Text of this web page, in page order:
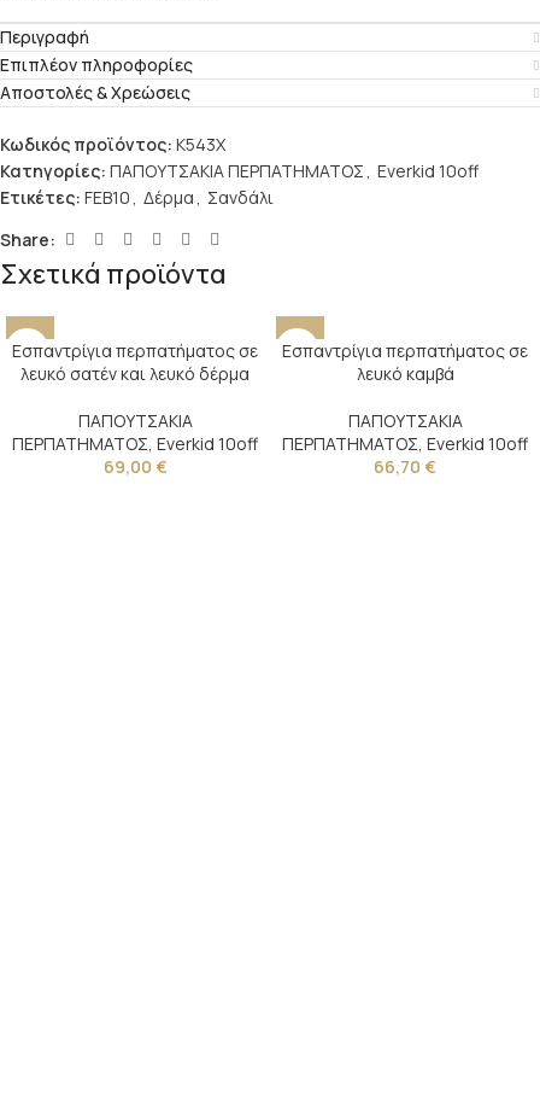
Περιγραφή
Επιπλέον πληροφορίες
Αποστολές & Χρεώσεις
Κωδικός προϊόντος: K543X
Κατηγορίες: ΠΑΠΟΥΤΣΑΚΙΑ ΠΕΡΠΑΤΗΜΑΤΟΣ, Everkid 10off
Ετικέτες: FEB10, Δέρμα, Σανδάλι
Share:
Σχετικά προϊόντα
Εσπαντρίγια περπατήματος σε
λευκό σατέν και λευκό δέρμα
ΠΑΠΟΥΤΣΑΚΙΑ
ΠΕΡΠΑΤΗΜΑΤΟΣ, Everkid 10off
69,00 €
Εσπαντρίγια περπατήματος σε
λευκό καμβά
ΠΑΠΟΥΤΣΑΚΙΑ
ΠΕΡΠΑΤΗΜΑΤΟΣ, Everkid 10off
66,70 €